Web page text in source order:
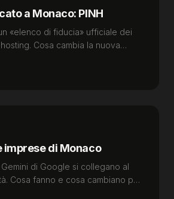
a Monaco: PINH
«elenco di fiducia» ufficiale dei
Cosa cambia la nuova
imprese di Monaco
di Google si collegano al
Cosa fanno e cosa cambiano per